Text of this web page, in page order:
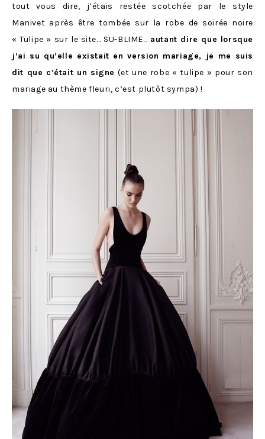
tout vous dire, j’étais restée scotchée par le style
Manivet après être tombée sur la robe de soirée noire
« Tulipe » sur le site… SU-BLIME… autant dire que lorsque
j’ai su qu’elle existait en version mariage, je me suis
dit que c’était un signe (et une robe « tulipe » pour son
mariage au thème fleuri, c’est plutôt sympa) !